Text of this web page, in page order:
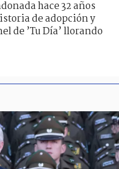
hace 32 años
de adopción y
de ’Tu Día’ llorando